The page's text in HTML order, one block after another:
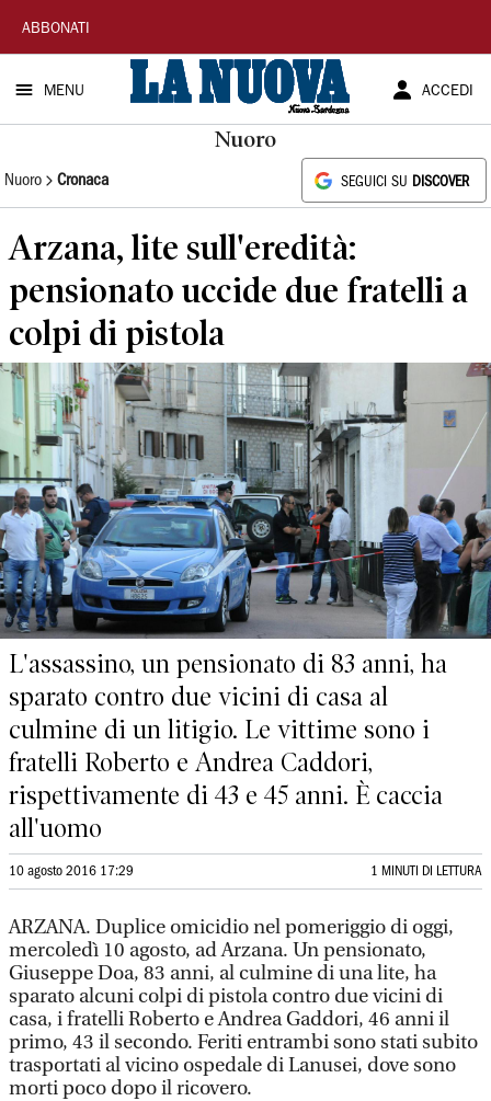
La
Nuova
Sardegna
ABBONATI
MENU ACCEDI
Nuoro
Nuoro Cronaca SEGUICI SU DISCOVER
Arzana, lite sull'eredità:
pensionato uccide due fratelli a
colpi di pistola
L'assassino, un pensionato di 83 anni, ha
sparato contro due vicini di casa al
culmine di un litigio. Le vittime sono i
fratelli Roberto e Andrea Caddori,
rispettivamente di 43 e 45 anni. È caccia
all'uomo
10 agosto 2016 17:29 1 MINUTI DI LETTURA
ARZANA. Duplice omicidio nel pomeriggio di oggi,
mercoledì 10 agosto, ad Arzana. Un pensionato,
Giuseppe Doa, 83 anni, al culmine di una lite, ha
sparato alcuni colpi di pistola contro due vicini di
casa, i fratelli Roberto e Andrea Gaddori, 46 anni il
primo, 43 il secondo. Feriti entrambi sono stati subito
trasportati al vicino ospedale di Lanusei, dove sono
morti poco dopo il ricovero.